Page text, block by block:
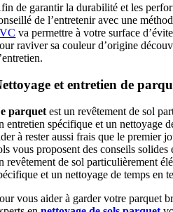
de garantir la durabilité et les
de l’entretenir avec une
va permettre à votre surface
raviver sa couleur d’origine
et entretien de
parquet est un revêtement de sol
entretien spécifique et un nettoyage
à rester aussi frais que le premier
vous proposent des conseils solides
revêtement de sol particulièrement
et un nettoyage de temps en
vous aider à garder votre parquet